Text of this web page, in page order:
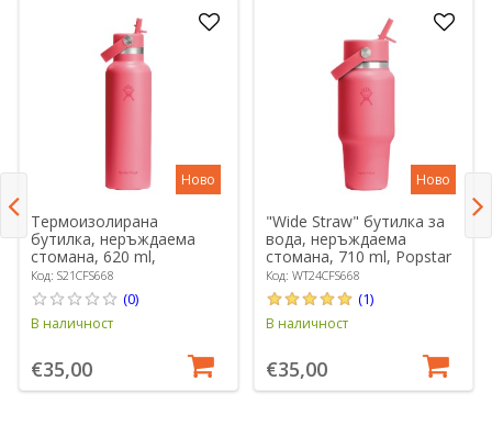
Ново
Термоизолирана
бутилка, неръждаема
стомана, 620 ml,
"Standard Straw", Popstar
Pink - Hydro Flask
Код: S21CFS668
(0)
В наличност
€35,00
Ново
"Wide Straw" бутилка за
вода, неръждаема
стомана, 710 ml, Popstar
Pink - Hydro Flask
Код: WT24CFS668
(1)
В наличност
€35,00